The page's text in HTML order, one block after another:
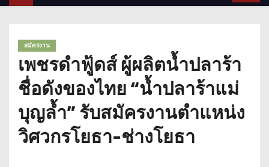
สมัครงาน
เพชรดำฟู้ดส์ ผู้ผลิตน้ำปลาร้า
ชื่อดังของไทย “น้ำปลาร้าแม่
บุญล้ำ” รับสมัครงานตำแหน่ง
วิศวกรโยธา-ช่างโยธา